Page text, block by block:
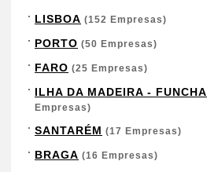
LISBOA (152 Empresas)
PORTO (50 Empresas)
FARO (25 Empresas)
ILHA DA MADEIRA -
Empresas)
SANTARÉM (17 Empresas)
BRAGA (16 Empresas)